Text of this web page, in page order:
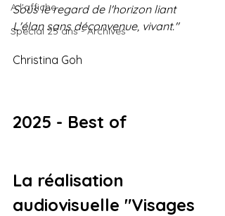
A l'affiche
Spécial 25 ans - Archives
Sous le regard de l'horizon liant
L'élan sans déconvenue, vivant."
Christina Goh
2025 - Best of
La réalisation
audiovisuelle "Visages